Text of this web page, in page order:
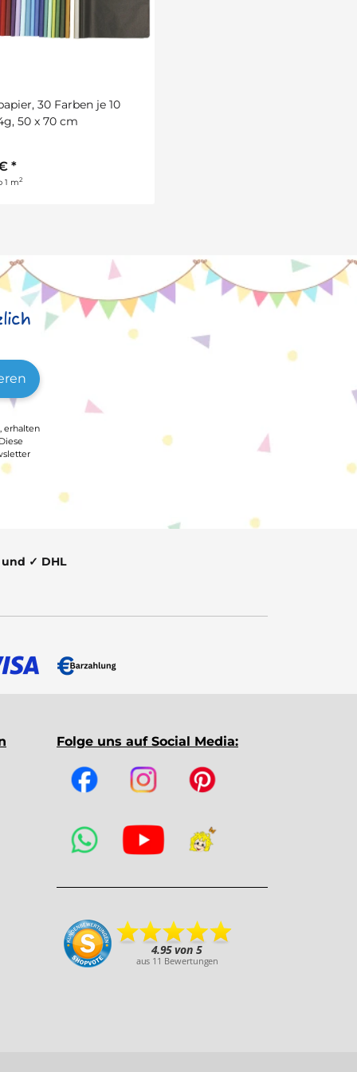
30 Farben je 10
50 x 70 cm
*
1 m2
erhalten
✓ DHL
Folge uns auf Social Media: